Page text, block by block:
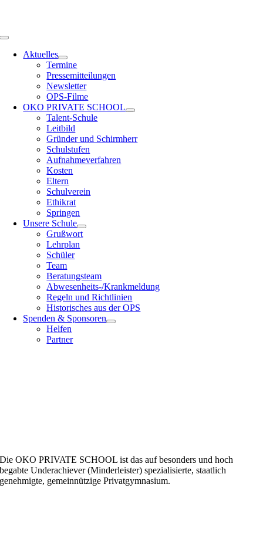
springen
Toggle
NavigationAktuelles
Termine
Pressemitteilungen
Newsletter
OPS-Filme
OKO PRIVATE SCHOOL
Talent-Schule
Leitbild
Gründer und Schirmherr
Schulstufen
Aufnahmeverfahren
Kosten
Eltern
Schulverein
Ethikrat
Springen
Unsere Schule
Grußwort
Lehrplan
Schüler
Team
Beratungsteam
Abwesenheits-/Krankmeldung
Regeln und Richtlinien
Historisches aus der OPS
Spenden & Sponsoren
Helfen
Partner
Die OKO PRIVATE SCHOOL ist das auf besonders und hoch
begabte Underachiever (Minderleister) spezialisierte, staatlich
genehmigte, gemeinnützige Privatgymnasium.